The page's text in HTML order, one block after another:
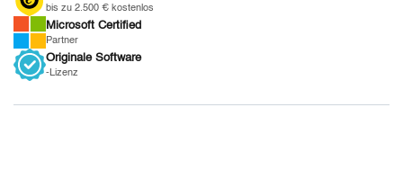
bis zu 2.500 € kostenlos
Microsoft Certified
Partner
Originale Software
-Lizenz